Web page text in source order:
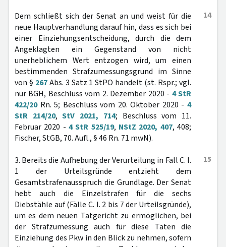
14
Dem schließt sich der Senat an und weist für die
neue Hauptverhandlung darauf hin, dass es sich bei
einer Einziehungsentscheidung, durch die dem
Angeklagten ein Gegenstand von nicht
unerheblichem Wert entzogen wird, um einen
bestimmenden Strafzumessungsgrund im Sinne
von § 267Abs. 3 Satz 1 StPO handelt (st. Rspr.; vgl.
nur BGH, Beschluss vom 2. Dezember 2020 - 4 StR
422/20Rn. 5; Beschluss vom 20. Oktober 2020 - 4
StR 214/20,StV 2021, 714; Beschluss vom 11.
Februar 2020 - 4 StR 525/19, NStZ 2020, 407, 408;
Fischer, StGB, 70. Aufl., § 46 Rn. 71 mwN).
15
3. Bereits die Aufhebung der Verurteilung in Fall C. I.
1 der Urteilsgründe entzieht dem
Gesamtstrafenausspruch die Grundlage. Der Senat
hebt auch die Einzelstrafen für die sechs
Diebstähle auf (Fälle C. I. 2 bis 7 der Urteilsgründe),
um es dem neuen Tatgericht zu ermöglichen, bei
der Strafzumessung auch für diese Taten die
Einziehung des Pkw in den Blick zu nehmen, sofern